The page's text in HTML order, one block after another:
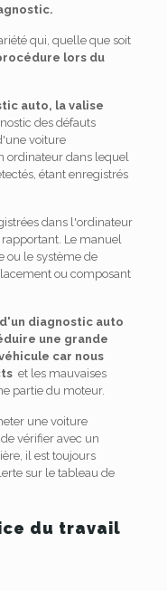
qui, quelle que soit
lors du
auto, la valise
des défauts
voiture
ordinateur dans lequel
étant enregistrés
dans l'ordinateur
Le manuel
ou le système de
ou composant
diagnostic auto
une grande
car nous
et les mauvaises
partie du moteur.
une voiture
vérifier avec un
il est toujours
sur le tableau de
du travail